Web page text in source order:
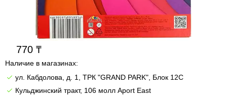
770
Наличие в магазинах:
ул. Кабдолова, д. 1, ТРК "GRAND PARK", Блок 12C
Кульджинский тракт, 106 молл Aport East